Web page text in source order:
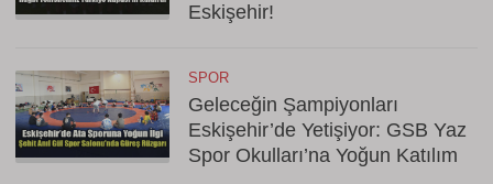
Eskişehir!
SPOR
Geleceğin Şampiyonları
Eskişehir’de Yetişiyor: GSB Yaz
Spor Okulları’na Yoğun Katılım